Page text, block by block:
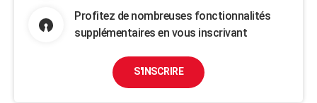
Profitez de nombreuses fonctionnalités
supplémentaires en vous inscrivant
S'INSCRIRE